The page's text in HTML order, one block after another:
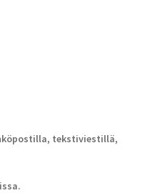
tekstiviestillä,